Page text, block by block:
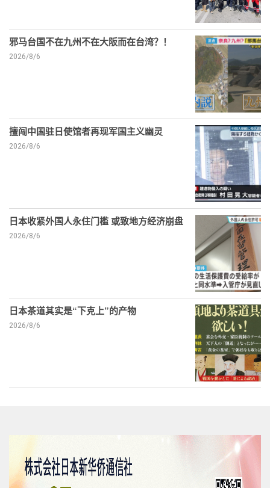
邪马台国不在九州不在大阪而在台湾？！
2026/8/6
擅闯中国驻日使馆者再现军国主义幽灵
2026/8/6
日本收紧外国人永住门槛 或致地方经济崩盘
2026/8/6
日本茶道其实是“下克上”的产物
2026/8/6